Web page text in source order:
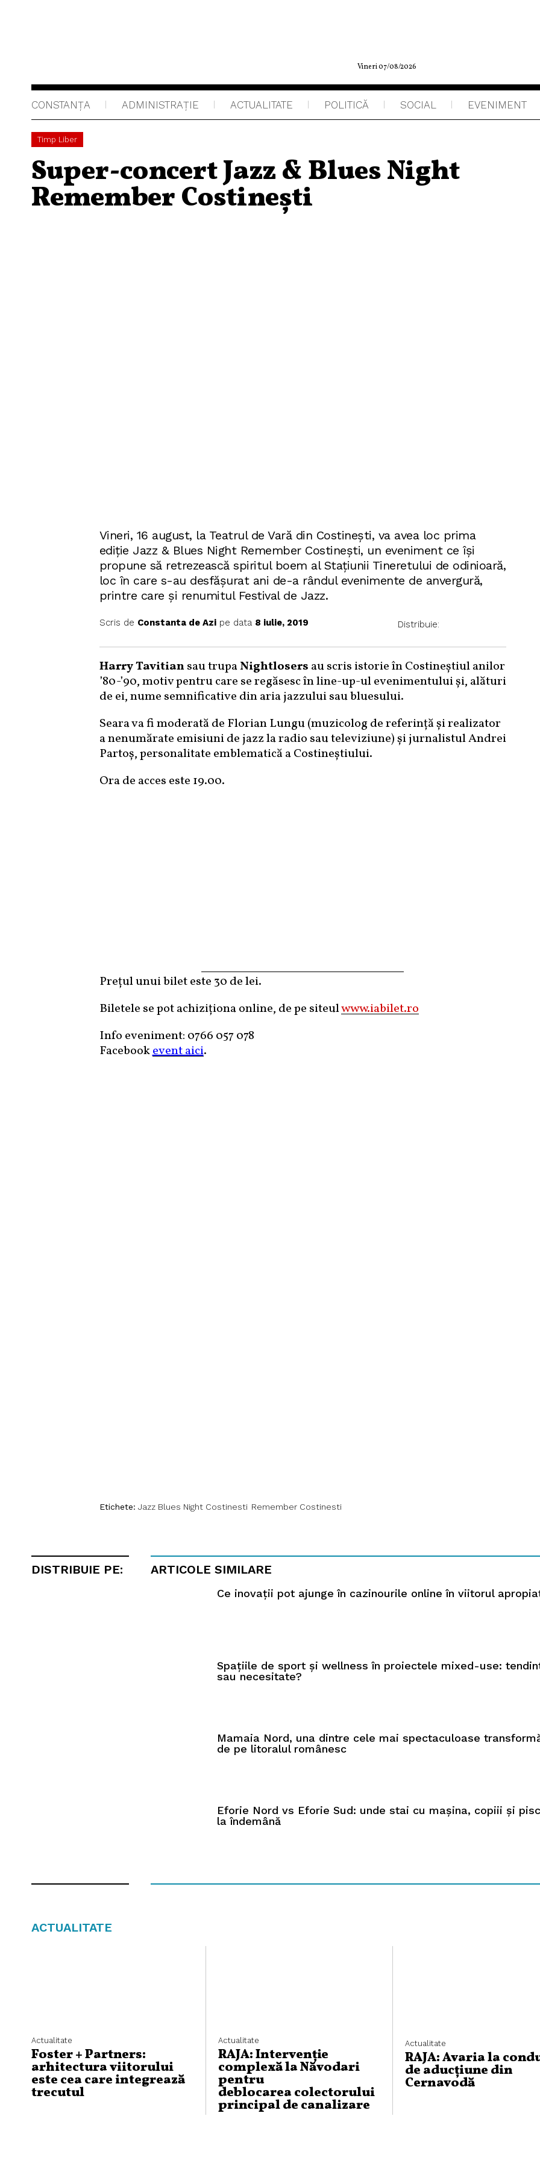
Vineri 07/08/2026
CONSTANȚA ADMINISTRAŢIE ACTUALITATE POLITICĂ SOCIAL EVENIMENT
Timp Liber
Super-concert Jazz & Blues Night
Remember Costinești
Vineri, 16 august, la Teatrul de Vară din Costinești, va avea loc prima
ediție Jazz & Blues Night Remember Costinești, un eveniment ce își
propune să retrezească spiritul boem al Stațiunii Tineretului de odinioară,
loc în care s-au desfășurat ani de-a rândul evenimente de anvergură,
printre care și renumitul Festival de Jazz.
Scris de Constanta de Azipe data 8 iulie, 2019 Distribuie:
Harry Tavitiansau trupaNightlosers au scris istorie în Costineștiul anilor
’80-’90, motiv pentru care se regăsesc în line-up-ul evenimentului și, alături
de ei, nume semnificative din aria jazzului sau bluesului.
Seara va fi moderată de Florian Lungu (muzicolog de referință și realizator
a nenumărate emisiuni de jazz la radio sau televiziune) și jurnalistul Andrei
Partoș, personalitate emblematică a Costineștiului.
Ora de acces este 19.00.
Prețul unui bilet este 30 de lei.
Biletele se pot achiziționa online, de pe siteulwww.iabilet.ro
Info eveniment: 0766 057 078
Facebookevent aici.
Etichete: Jazz Blues Night Costinesti Remember Costinesti
DISTRIBUIE PE: ARTICOLE SIMILARE
Ce inovații pot ajunge în cazinourile online în viitorul
Spațiile de sport și wellness în proiectele mixed-use:
sau necesitate?
Mamaia Nord, una dintre cele mai spectaculoase
de pe litoralul românesc
Eforie Nord vs Eforie Sud: unde stai cu mașina, copiii și
la îndemână
ACTUALITATE
Actualitate
Foster + Partners:
arhitectura viitorului
este cea care integrează
trecutul
Actualitate
RAJA: Intervenție
complexă la Năvodari
pentru
deblocarea colectorului
principal de canalizare
Actualitate
RAJA: Avaria la
de aducțiune din
Cernavodă